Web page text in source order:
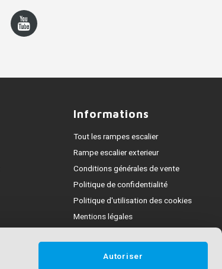
Informations
Tout les rampes escalier
Rampe escalier exterieur
Conditions générales de vente
Politique de confidentialité
Politique d'utilisation des cookies
Mentions légales
Autoriser